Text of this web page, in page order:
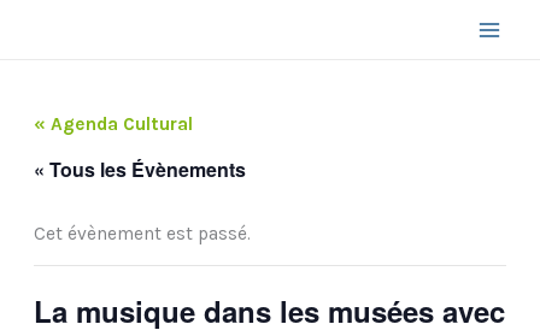
« Agenda Cultural
« Tous les Évènements
Cet évènement est passé.
La musique dans les musées avec